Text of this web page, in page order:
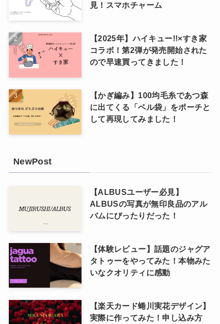
見！スマホチャーム
【2025年】ハイキュー!!×すき家
コラボ！第2弾が発売開始された
ので早速買ってきました！
【かぎ編み】100均毛糸であつ森
に出てくる「ベル袋」をポーチと
して再現してみました！
NewPost
【ALBUSユーザー必見】
ALBUSの写真が無印良品のアル
バムにぴったりだった！
【体験レビュー】話題のジャグア
タトゥーをやってみた！本物みた
いなクオリティに感動
【楽天カード蜷川実花デザイン】
実際に作ってみた！申し込み方